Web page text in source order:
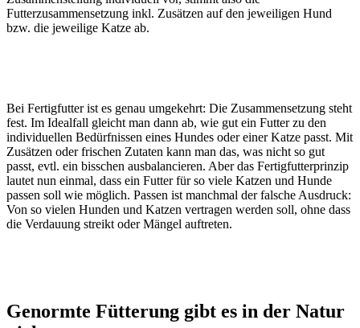
Futterzusammensetzung inkl. Zusätzen auf den jeweiligen Hund
bzw. die jeweilige Katze ab.
Bei Fertigfutter ist es genau umgekehrt: Die Zusammensetzung steht
fest. Im Idealfall gleicht man dann ab, wie gut ein Futter zu den
individuellen Bedürfnissen eines Hundes oder einer Katze passt. Mit
Zusätzen oder frischen Zutaten kann man das, was nicht so gut
passt, evtl. ein bisschen ausbalancieren. Aber das Fertigfutterprinzip
lautet nun einmal, dass ein Futter für so viele Katzen und Hunde
passen soll wie möglich. Passen ist manchmal der falsche Ausdruck:
Von so vielen Hunden und Katzen vertragen werden soll, ohne dass
die Verdauung streikt oder Mängel auftreten.
Genormte Fütterung gibt es in der Natur